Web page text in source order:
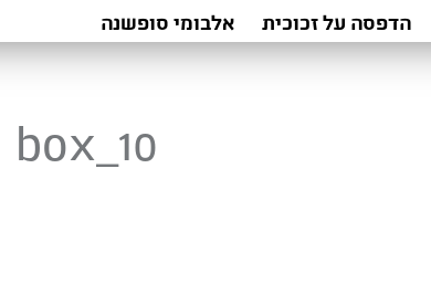
הדפסה על זכוכית אלבומי סופשנה
box_10